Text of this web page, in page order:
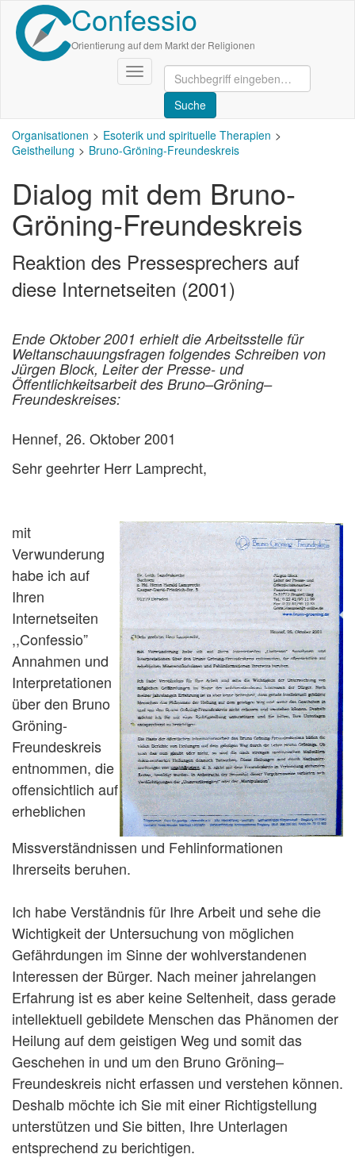
Direkt
zum
Inhalt
Confessio
Orientierung auf dem Markt der Religionen
Navigation
aktivieren/deaktivieren
Organisationen
Esoterik und spirituelle Therapien
Geistheilung
Bruno-Gröning-Freundeskreis
Dialog mit dem Bruno-
Gröning-Freundeskreis
Reaktion des Pressesprechers auf
diese Internetseiten (2001)
Ende Oktober 2001 erhielt die Arbeitsstelle für
Weltanschauungsfragen folgendes Schreiben von
Jürgen Block, Leiter der Presse- und
Öffentlichkeitsarbeit des Bruno–Gröning–
Freundeskreises:
Hennef, 26. Oktober 2001
Sehr geehrter Herr Lamprecht,
mit
Verwunderung
habe ich auf
Ihren
Internetseiten
,,Confessio”
Annahmen und
Interpretationen
über den Bruno
Gröning-
Freundeskreis
entnommen, die
offensichtlich auf
erheblichen
Missverständnissen und Fehlinformationen
Ihrerseits beruhen.
Ich habe Verständnis für Ihre Arbeit und sehe die
Wichtigkeit der Untersuchung von möglichen
Gefährdungen im Sinne der wohlverstandenen
Interessen der Bürger. Nach meiner jahrelangen
Erfahrung ist es aber keine Seltenheit, dass gerade
intellektuell gebildete Menschen das Phänomen der
Heilung auf dem geistigen Weg und somit das
Geschehen in und um den Bruno Gröning–
Freundeskreis nicht erfassen und verstehen können.
Deshalb möchte ich Sie mit einer Richtigstellung
unterstützen und Sie bitten, Ihre Unterlagen
entsprechend zu berichtigen.